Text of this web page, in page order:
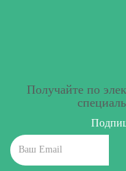
Получайте по